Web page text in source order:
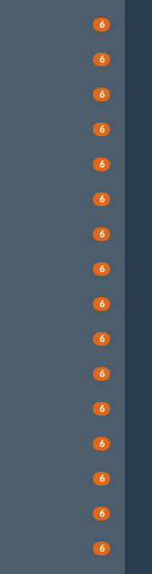
6
6
6
6
6
6
6
6
6
6
6
6
6
6
6
6